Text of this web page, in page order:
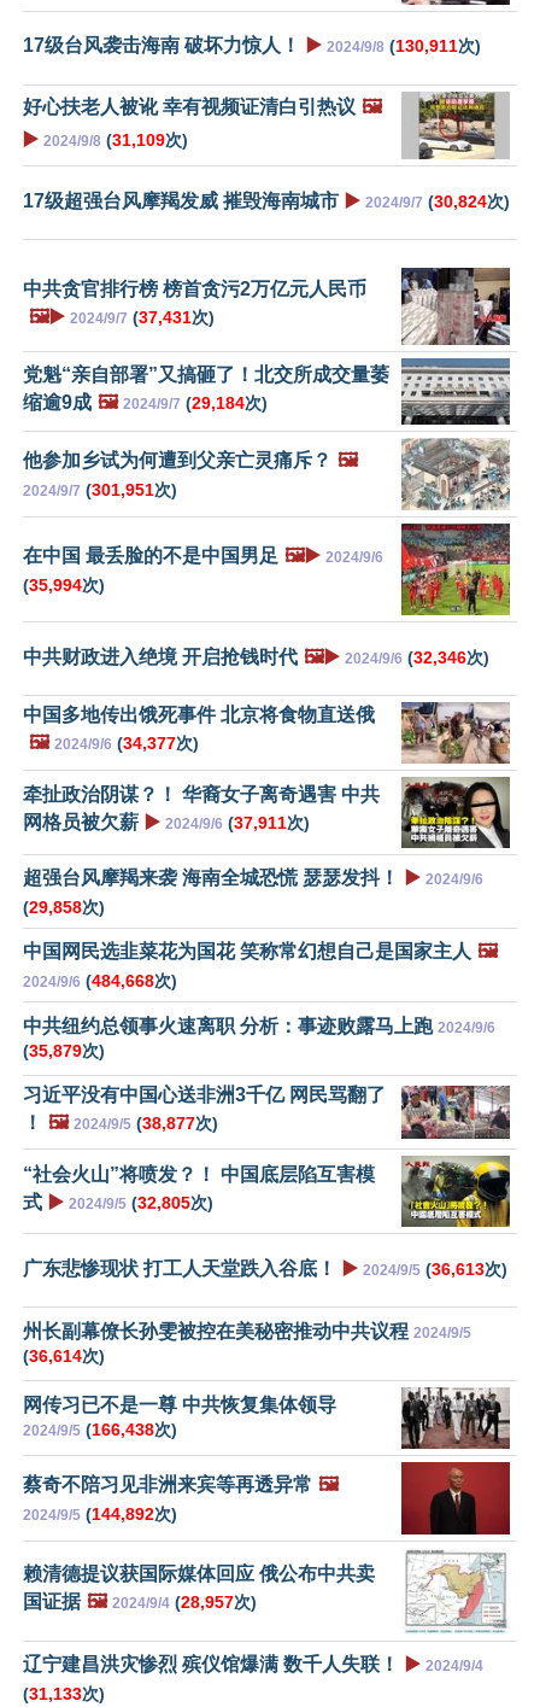
17级台风袭击海南 破坏力惊人！ ▶️ 2024/9/8 (130,911次)
好心扶老人被讹 幸有视频证清白引热议 🖼️
▶️ 2024/9/8 (31,109次)
17级超强台风摩羯发威 摧毁海南城市 ▶️ 2024/9/7 (30,824次)
中共贪官排行榜 榜首贪污2万亿元人民币
🖼️▶️ 2024/9/7 (37,431次)
党魁“亲自部署”又搞砸了！北交所成交量萎
缩逾9成 🖼️ 2024/9/7 (29,184次)
他参加乡试为何遭到父亲亡灵痛斥？ 🖼️
2024/9/7 (301,951次)
在中国 最丢脸的不是中国男足 🖼️▶️ 2024/9/6
(35,994次)
中共财政进入绝境 开启抢钱时代 🖼️▶️ 2024/9/6 (32,346次)
中国多地传出饿死事件 北京将食物直送俄
🖼️ 2024/9/6 (34,377次)
牵扯政治阴谋？！ 华裔女子离奇遇害 中共
网格员被欠薪 ▶️ 2024/9/6 (37,911次)
超强台风摩羯来袭 海南全城恐慌 瑟瑟发抖！ ▶️ 2024/9/6
(29,858次)
中国网民选韭菜花为国花 笑称常幻想自己是国家主人 🖼️
2024/9/6 (484,668次)
中共纽约总领事火速离职 分析：事迹败露马上跑 2024/9/6
(35,879次)
习近平没有中国心送非洲3千亿 网民骂翻了
！
🖼️ 2024/9/5 (38,877次)
“社会火山”将喷发？！ 中国底层陷互害模
式 ▶️ 2024/9/5 (32,805次)
广东悲惨现状 打工人天堂跌入谷底！ ▶️ 2024/9/5 (36,613次)
州长副幕僚长孙雯被控在美秘密推动中共议程 2024/9/5
(36,614次)
网传习已不是一尊 中共恢复集体领导
2024/9/5 (166,438次)
蔡奇不陪习见非洲来宾等再透异常 🖼️
2024/9/5 (144,892次)
赖清德提议获国际媒体回应 俄公布中共卖
国证据 🖼️ 2024/9/4 (28,957次)
辽宁建昌洪灾惨烈 殡仪馆爆满 数千人失联！ ▶️ 2024/9/4
(31,133次)